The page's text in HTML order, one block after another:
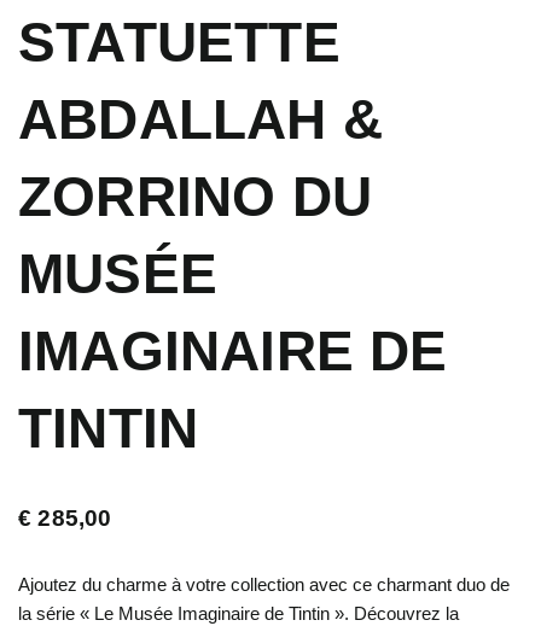
STATUETTE
ABDALLAH &
ZORRINO DU
MUSÉE
IMAGINAIRE DE
TINTIN
€ 285,00
Ajoutez du charme à votre collection avec ce charmant duo de
la série « Le Musée Imaginaire de Tintin ». Découvrez la